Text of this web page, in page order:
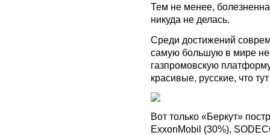
Тем не менее,
никуда не делась.
Среди достижений
самую большую в мире
газпромовскую
красивые, русские, что
Вот только «Беркут»
ExxonMobil (30%),